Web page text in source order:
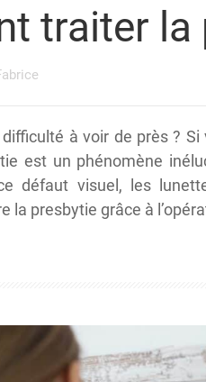
traiter la
à voir de près ?
est un phénomène
défaut visuel, les
la presbytie grâce à